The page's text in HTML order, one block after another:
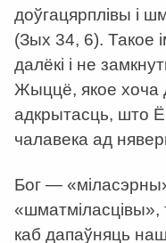
доўгацярплівы і
(Зых 34, 6). Такое
далёкі і не
Жыццё, якое хоча
адкрытасць, што
чалавека ад
Бог —
каб дапаўняць